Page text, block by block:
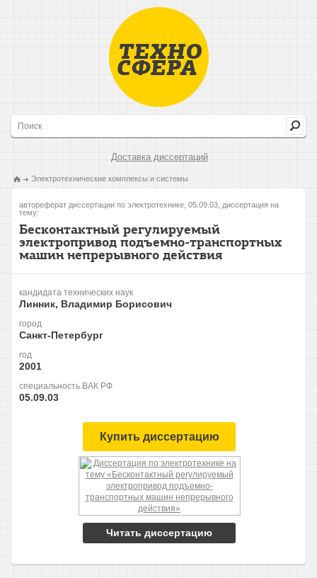
Доставка диссертаций
Электротехнические комплексы и системы
автореферат диссертации по электротехнике, 05.09.03, диссертация на
тему:
Бесконтактный регулируемый
электропривод подъемно-транспортных
машин непрерывного действия
кандидата технических наук
Линник, Владимир Борисович
город
Санкт-Петербург
год
2001
специальность ВАК РФ
05.09.03
Купить диссертацию
Читать диссертацию